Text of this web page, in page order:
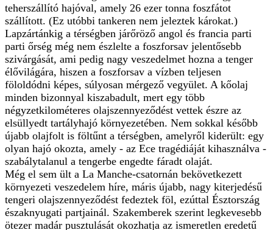
teherszállító hajóval, amely 26 ezer tonna foszfátot
szállított. (Ez utóbbi tankeren nem jeleztek károkat.)
Lapzártánkig a térségben járőröző angol és francia parti
parti őrség még nem észlelte a foszforsav jelentősebb
szivárgását, ami pedig nagy veszedelmet hozna a tenger
élővilágára, hiszen a foszforsav a vízben teljesen
föloldódni képes, súlyosan mérgező vegyület. A kőolaj
minden bizonnyal kiszabadult, mert egy több
négyzetkilométeres olajszennyeződést vettek észre az
elsüllyedt tartályhajó környezetében. Nem sokkal később
újabb olajfolt is föltűnt a térségben, amelyről kiderült: egy
olyan hajó okozta, amely - az Ece tragédiáját kihasználva -
szabálytalanul a tengerbe engedte fáradt olaját.
Még el sem ült a La Manche-csatornán bekövetkezett
környezeti veszedelem híre, máris újabb, nagy kiterjedésű
tengeri olajszennyeződést fedeztek föl, ezúttal Észtország
északnyugati partjainál. Szakemberek szerint legkevesebb
ötezer madár pusztulását okozhatja az ismeretlen eredetű